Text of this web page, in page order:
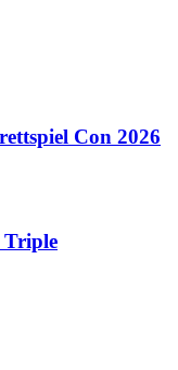
Con 2026
Triple